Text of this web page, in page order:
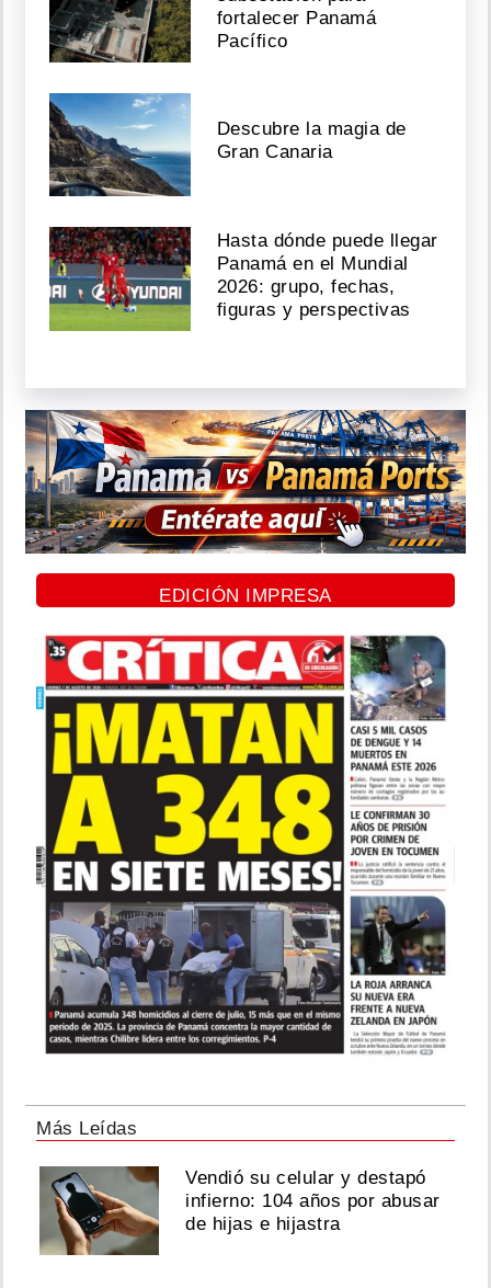
fortalecer Panamá
Pacífico
Descubre la magia de
Gran Canaria
Hasta dónde puede llegar
Panamá en el Mundial
2026: grupo, fechas,
figuras y perspectivas
EDICIÓN IMPRESA
Más Leídas
Vendió su celular y destapó
infierno: 104 años por abusar
de hijas e hijastra